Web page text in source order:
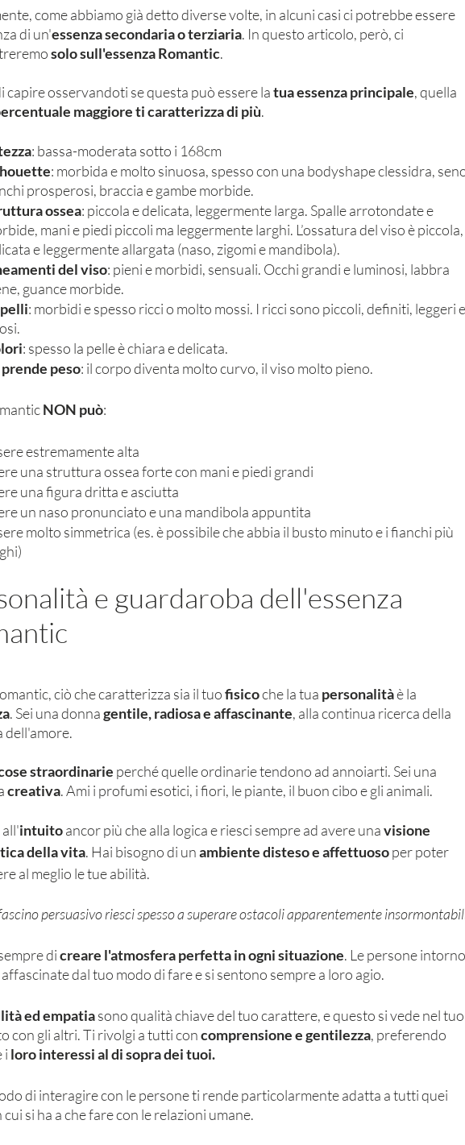
come abbiamo già detto diverse volte, in alcuni casi ci potrebbe essere
di un'essenza secondaria o terziaria. In questo articolo, però, ci
solo sull'essenza Romantic.
capire osservandoti se questa può essere la tua essenza principale, quella
maggiore ti caratterizza di più.
: bassa-moderata sotto i 168cm
: morbida e molto sinuosa, spesso con una bodyshape clessidra,
prosperosi, braccia e gambe morbide.
ossea: piccola e delicata, leggermente larga. Spalle arrotondate e
mani e piedi piccoli ma leggermente larghi. L’ossatura del viso è piccola,
e leggermente allargata (naso, zigomi e mandibola).
del viso: pieni e morbidi, sensuali. Occhi grandi e luminosi, labbra
guance morbide.
: morbidi e spesso ricci o molto mossi. I ricci sono piccoli, definiti, leggeri e
: spesso la pelle è chiara e delicata.
prende peso: il corpo diventa molto curvo, il viso molto pieno.
NON può:
estremamente alta
una struttura ossea forte con mani e piedi grandi
una figura dritta e asciutta
un naso pronunciato e una mandibola appuntita
molto simmetrica (es. è possibile che abbia il busto minuto e i fianchi più
e guardaroba dell'essenza
ciò che caratterizza sia il tuo fisico che la tua personalità è la
. Sei una donna gentile, radiosa e affascinante, alla continua ricerca della
dell'amore.
straordinarie perché quelle ordinarie tendono ad annoiarti. Sei una
creativa. Ami i profumi esotici, i fiori, le piante, il buon cibo e gli animali.
intuito ancor più che alla logica e riesci sempre ad avere una visione
della vita. Hai bisogno di un ambiente disteso e affettuoso per poter
al meglio le tue abilità.
persuasivo riesci spesso a superare ostacoli apparentemente
di creare l'atmosfera perfetta in ogni situazione. Le persone
dal tuo modo di fare e si sentono sempre a loro agio.
ed empatia sono qualità chiave del tuo carattere, e questo si vede nel tuo
con gli altri. Ti rivolgi a tutti con comprensione e gentilezza, preferendo
i loro interessi al di sopra dei tuoi.
di interagire con le persone ti rende particolarmente adatta a tutti quei
si ha a che fare con le relazioni umane.